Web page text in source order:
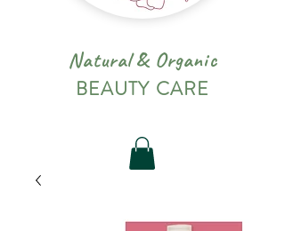
Natural & Organic
BEAUTY CARE